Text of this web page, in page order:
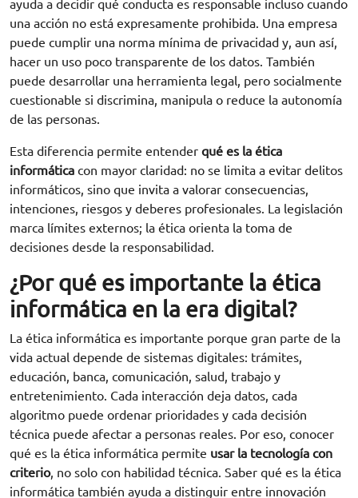
ayuda a decidir qué conducta es responsable incluso cuando
una acción no está expresamente prohibida. Una empresa
puede cumplir una norma mínima de privacidad y, aun así,
hacer un uso poco transparente de los datos. También
puede desarrollar una herramienta legal, pero socialmente
cuestionable si discrimina, manipula o reduce la autonomía
de las personas.
Esta diferencia permite entender qué es la ética
informática con mayor claridad: no se limita a evitar delitos
informáticos, sino que invita a valorar consecuencias,
intenciones, riesgos y deberes profesionales. La legislación
marca límites externos; la ética orienta la toma de
decisiones desde la responsabilidad.
¿Por qué es importante la ética
informática en la era digital?
La ética informática es importante porque gran parte de la
vida actual depende de sistemas digitales: trámites,
educación, banca, comunicación, salud, trabajo y
entretenimiento. Cada interacción deja datos, cada
algoritmo puede ordenar prioridades y cada decisión
técnica puede afectar a personas reales. Por eso, conocer
qué es la ética informática permite usar la tecnología con
criterio, no solo con habilidad técnica. Saber qué es la ética
informática también ayuda a distinguir entre innovación